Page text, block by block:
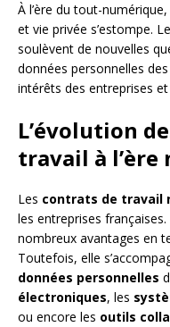
À l’ère du tout-
et vie privée s’estompe.
soulèvent de nouvelles
données personnelles
intérêts des entreprises
L’évolution
travail à l’ère
Les contrats de travail
les entreprises
nombreux avantages en
Toutefois, elle
données personnelles
électroniques, les
ou encore les outils